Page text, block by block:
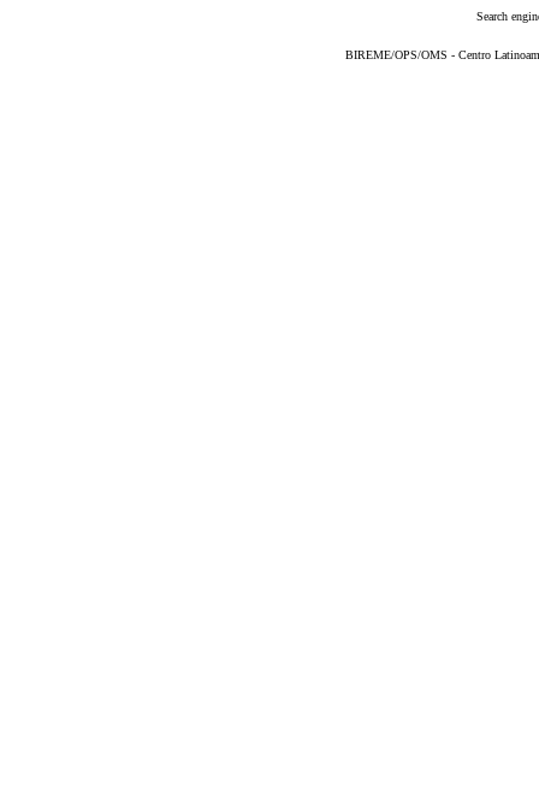
Search
BIREME/OPS/OMS - Centro